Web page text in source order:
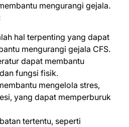
mengurangi gejala.
hal terpenting yang dapat
mengurangi gejala CFS.
dapat membantu
fungsi fisik.
mengelola stres,
yang dapat memperburuk
tertentu, seperti